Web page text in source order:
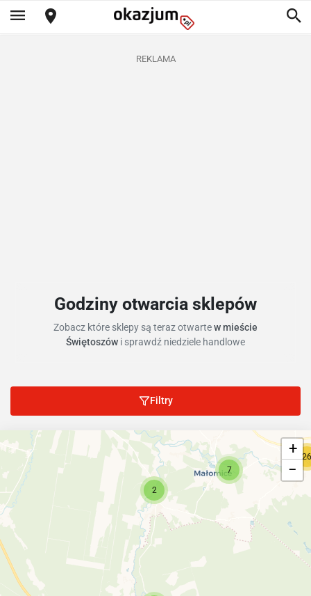
REKLAMA
Godziny otwarcia sklepów
Zobacz które sklepy są teraz otwartew mieście
Świętoszów i sprawdź niedziele handlowe
Filtry
2
7
26
+
−